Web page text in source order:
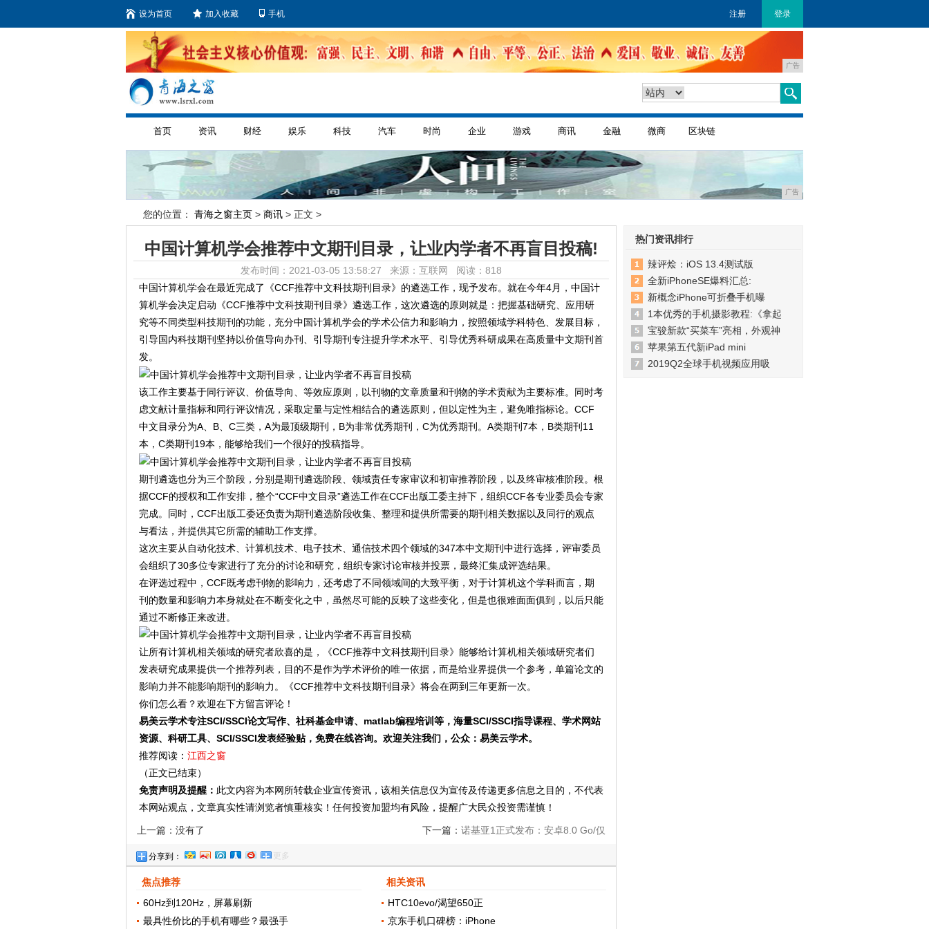
设为首页 加入收藏 手机 注册 登录
广告
首页 资讯 财经 娱乐 科技 汽车 时尚 企业 游戏 商讯 金融 微商 区块链
广告
您的位置： 青海之窗主页 > 商讯 > 正文 >
中国计算机学会推荐中文期刊目录，让业内学者不再盲目投稿!
发布时间：2021-03-05 13:58:27 来源：互联网 阅读：818
中国计算机学会在最近完成了《CCF推荐中文科技期刊目录》的遴选工作，现予发布。就在今年4月，中国计
算机学会决定启动《CCF推荐中文科技期刊目录》遴选工作，这次遴选的原则就是：把握基础研究、应用研
究等不同类型科技期刊的功能，充分中国计算机学会的学术公信力和影响力，按照领域学科特色、发展目标，
引导国内科技期刊坚持以价值导向办刊、引导期刊专注提升学术水平、引导优秀科研成果在高质量中文期刊首
发。
该工作主要基于同行评议、价值导向、等效应原则，以刊物的文章质量和刊物的学术贡献为主要标准。同时考
虑文献计量指标和同行评议情况，采取定量与定性相结合的遴选原则，但以定性为主，避免唯指标论。CCF
中文目录分为A、B、C三类，A为最顶级期刊，B为非常优秀期刊，C为优秀期刊。A类期刊7本，B类期刊11
本，C类期刊19本，能够给我们一个很好的投稿指导。
期刊遴选也分为三个阶段，分别是期刊遴选阶段、领域责任专家审议和初审推荐阶段，以及终审核准阶段。根
据CCF的授权和工作安排，整个“CCF中文目录”遴选工作在CCF出版工委主持下，组织CCF各专业委员会专家
完成。同时，CCF出版工委还负责为期刊遴选阶段收集、整理和提供所需要的期刊相关数据以及同行的观点
与看法，并提供其它所需的辅助工作支撑。
这次主要从自动化技术、计算机技术、电子技术、通信技术四个领域的347本中文期刊中进行选择，评审委员
会组织了30多位专家进行了充分的讨论和研究，组织专家讨论审核并投票，最终汇集成评选结果。
在评选过程中，CCF既考虑刊物的影响力，还考虑了不同领域间的大致平衡，对于计算机这个学科而言，期
刊的数量和影响力本身就处在不断变化之中，虽然尽可能的反映了这些变化，但是也很难面面俱到，以后只能
通过不断修正来改进。
让所有计算机相关领域的研究者欣喜的是，《CCF推荐中文科技期刊目录》能够给计算机相关领域研究者们
发表研究成果提供一个推荐列表，目的不是作为学术评价的唯一依据，而是给业界提供一个参考，单篇论文的
影响力并不能影响期刊的影响力。《CCF推荐中文科技期刊目录》将会在两到三年更新一次。
你们怎么看？欢迎在下方留言评论！
易美云学术专注SCI/SSCI论文写作、社科基金申请、matlab编程培训等，海量SCI/SSCI指导课程、学术网站
资源、科研工具、SCI/SSCI发表经验贴，免费在线咨询。欢迎关注我们，公众：易美云学术。
推荐阅读： 江西之窗
（正文已结束）
免责声明及提醒： 此文内容为本网所转载企业宣传资讯，该相关信息仅为宣传及传递更多信息之目的，不代表
本网站观点，文章真实性请浏览者慎重核实！任何投资加盟均有风险，提醒广大民众投资需谨慎！
上一篇：没有了 下一篇： 诺基亚1正式发布：安卓8.0 Go/仅
分享到： 更多
焦点推荐
60Hz到120Hz，屏幕刷新
最具性价比的手机有哪些？最强手
相关资讯
HTC10evo/渴望650正
京东手机口碑榜：iPhone
热门资讯排行
辣评烩：iOS 13.4测试版
全新iPhoneSE爆料汇总:
新概念iPhone可折叠手机曝
1本优秀的手机摄影教程:《拿起
宝骏新款“买菜车”亮相，外观神
苹果第五代新iPad mini
2019Q2全球手机视频应用吸